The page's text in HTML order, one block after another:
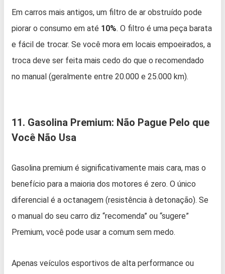
Em carros mais antigos, um filtro de ar obstruído pode
piorar o consumo em até 10%. O filtro é uma peça barata
e fácil de trocar. Se você mora em locais empoeirados, a
troca deve ser feita mais cedo do que o recomendado
no manual (geralmente entre 20.000 e 25.000 km).
11. Gasolina Premium: Não Pague Pelo que
Você Não Usa
Gasolina premium é significativamente mais cara, mas o
benefício para a maioria dos motores é zero. O único
diferencial é a octanagem (resistência à detonação). Se
o manual do seu carro diz “recomenda” ou “sugere”
Premium, você pode usar a comum sem medo.
Apenas veículos esportivos de alta performance ou